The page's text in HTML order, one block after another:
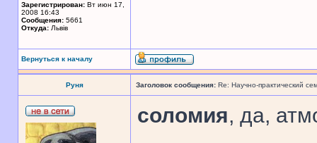
Зарегистрирован: Вт июн 17,
2008 16:43
Сообщения: 5661
Откуда: Львів
Вернуться к началу
Руня Заголовок сообщения: Re: Научно-практический
соломия, да,